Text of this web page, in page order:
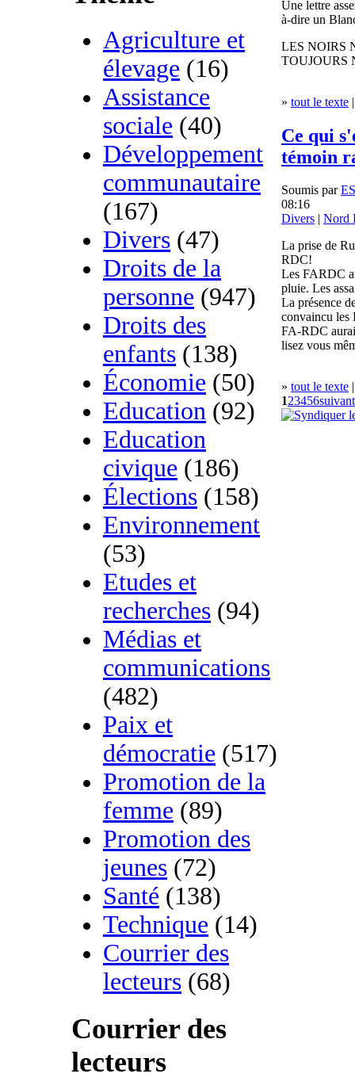
Agriculture et
élevage (16)
Assistance
sociale (40)
Développement
communautaire
(167)
Divers (47)
Droits de la
personne (947)
Droits des
enfants (138)
Économie (50)
Education (92)
Education
civique (186)
Élections (158)
Environnement
(53)
Etudes et
recherches (94)
Médias et
communications
(482)
Paix et
démocratie (517)
Promotion de la
femme (89)
Promotion des
jeunes (72)
Santé (138)
Technique (14)
Courrier des
lecteurs (68)
Courrier des
lecteurs
Une lettre
à-dire un
LES NOIRS
TOUJOURS
» tout le texte
Ce qui
témoin
Soumis par
08:16
Divers
Nord
La prise de
RDC!
Les FARDC
pluie. Les
La présence
convaincu les
FA-RDC
lisez vous
» tout le texte
123456